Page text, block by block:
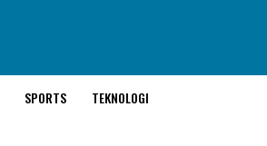
SPORTS TEKNOLOGI